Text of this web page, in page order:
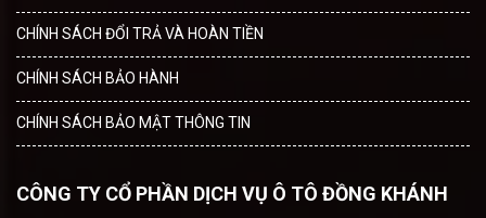
CHÍNH SÁCH ĐỔI TRẢ VÀ HOÀN TIỀN
CHÍNH SÁCH BẢO HÀNH
CHÍNH SÁCH BẢO MẬT THÔNG TIN
CÔNG TY CỔ PHẦN DỊCH VỤ Ô TÔ ĐỒNG KHÁNH